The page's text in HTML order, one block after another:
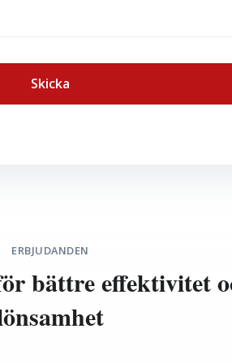
Skicka
ERBJUDANDEN
bättre effektivitet